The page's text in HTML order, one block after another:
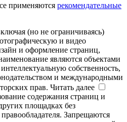
применяются рекомендательные
(но не ограничиваясь)
и видео
и оформление страниц,
являются объектами
собственность,
и международными
прав. Читать далее
содержания страниц и
площадках без
Запрещаются